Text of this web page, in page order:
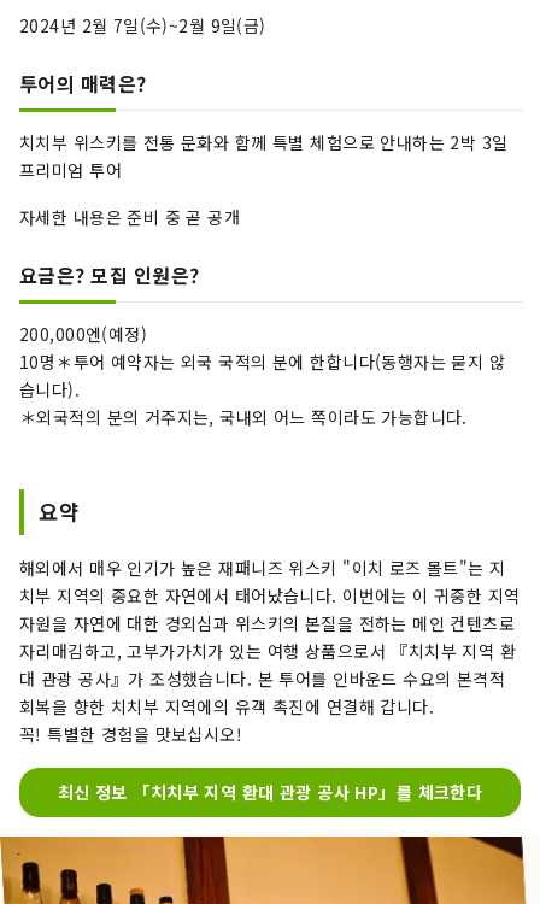
2024년 2월 7일(수)~2월 9일(금)
투어의 매력은?
치치부 위스키를 전통 문화와 함께 특별 체험으로 안내하는 2박 3일
프리미엄 투어
자세한 내용은 준비 중 곧 공개
요금은? 모집 인원은?
200,000엔(예정)
10명＊투어 예약자는 외국 국적의 분에 한합니다(동행자는 묻지 않
습니다).
＊외국적의 분의 거주지는, 국내외 어느 쪽이라도 가능합니다.
요약
해외에서 매우 인기가 높은 재패니즈 위스키 "이치 로즈 몰트"는 지
치부 지역의 중요한 자연에서 태어났습니다. 이번에는 이 귀중한 지역
자원을 자연에 대한 경외심과 위스키의 본질을 전하는 메인 컨텐츠로
자리매김하고, 고부가가치가 있는 여행 상품으로서 『치치부 지역 환
대 관광 공사』가 조성했습니다. 본 투어를 인바운드 수요의 본격적
회복을 향한 치치부 지역에의 유객 촉진에 연결해 갑니다.
꼭! 특별한 경험을 맛보십시오!
최신 정보 「치치부 지역 환대 관광 공사 HP」를 체크한다